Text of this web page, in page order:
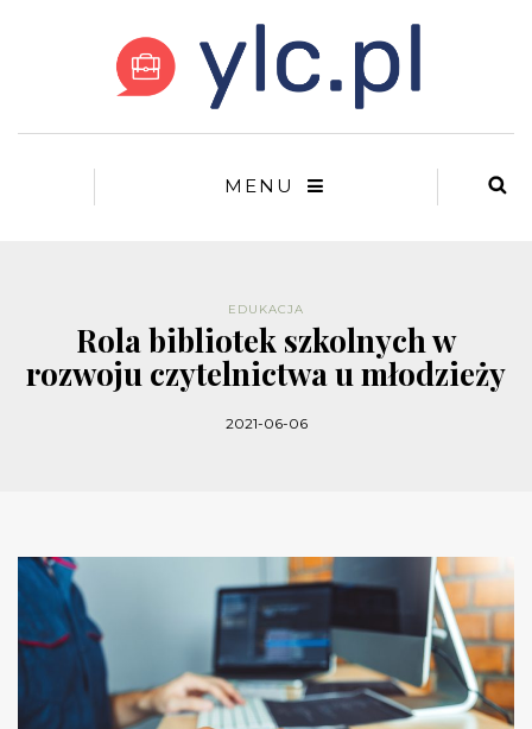
MENU
EDUKACJA
Rola bibliotek szkolnych w
rozwoju czytelnictwa u młodzieży
2021-06-06